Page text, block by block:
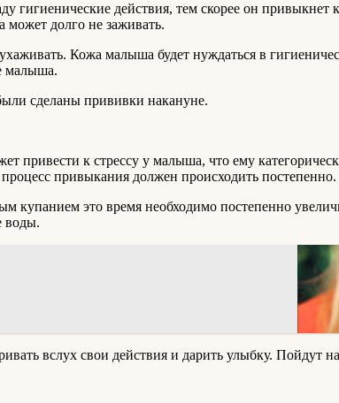
гигиенические действия, тем скорее он привыкнет
может долго не заживать.
Кожа малыша будет нуждаться в
малыша.
сделаны прививки накануне.
привести к стрессу у малыша, что ему
привыкания должен происходить постепенно.
это время необходимо постепенно
воды.
вслух свои действия и дарить улыбку. Пойдут